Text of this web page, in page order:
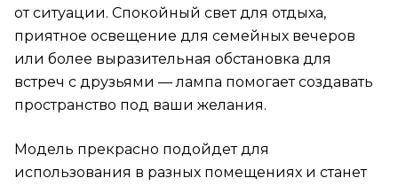
от ситуации. Спокойный свет для отдыха,
приятное освещение для семейных вечеров
или более выразительная обстановка для
встреч с друзьями — лампа помогает создавать
пространство под ваши желания.
Модель прекрасно подойдет для
использования в разных помещениях и станет